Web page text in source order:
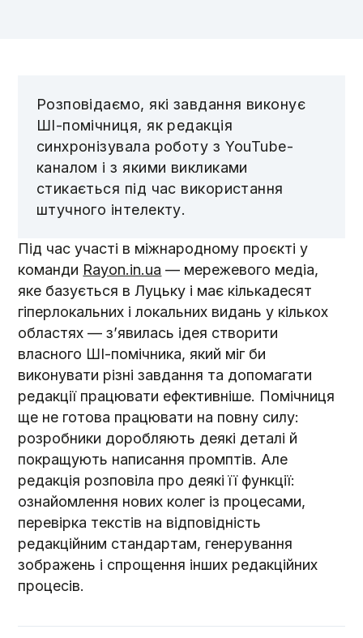
Розповідаємо, які завдання виконує
ШІ-помічниця, як редакція
синхронізувала роботу з YouTube-
каналом і з якими викликами
стикається під час використання
штучного інтелекту.
Під час участі в міжнародному проєкті у
команди Rayon.in.ua — мережевого медіа,
яке базується в Луцьку і має кількадесят
гіперлокальних і локальних видань у кількох
областях — з’явилась ідея створити
власного ШІ-помічника, який міг би
виконувати різні завдання та допомагати
редакції працювати ефективніше. Помічниця
ще не готова працювати на повну силу:
розробники доробляють деякі деталі й
покращують написання промптів. Але
редакція розповіла про деякі її функції:
ознайомлення нових колег із процесами,
перевірка текстів на відповідність
редакційним стандартам, генерування
зображень і спрощення інших редакційних
процесів.